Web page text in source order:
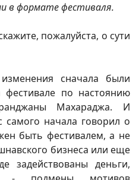
в формате фестиваля.
пожалуйста, о сути
сначала были
по настоянию
Махараджа. И
начала говорил о
быть фестивалем, а не
бизнеса или еще
задействованы деньги,